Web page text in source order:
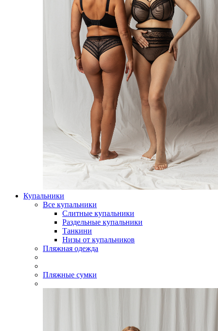
Купальники
Все купальники
Слитные купальники
Раздельные купальники
Танкини
Низы от купальников
Пляжная одежда
Пляжные сумки